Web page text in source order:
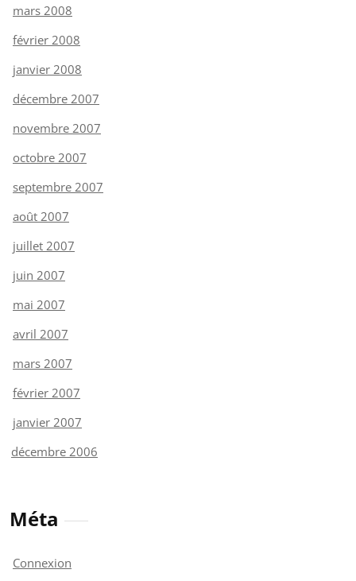
mars 2008
février 2008
janvier 2008
décembre 2007
novembre 2007
octobre 2007
septembre 2007
août 2007
juillet 2007
juin 2007
mai 2007
avril 2007
mars 2007
février 2007
janvier 2007
décembre 2006
Méta
Connexion